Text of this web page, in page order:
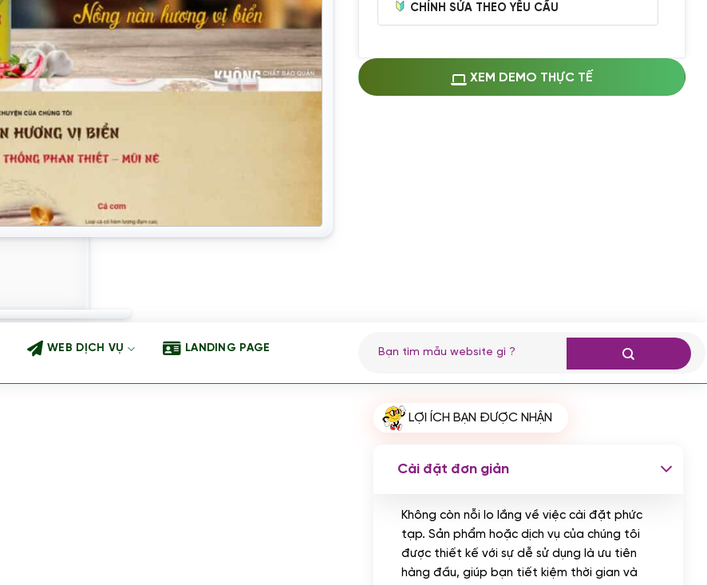
CHỈNH SỬA THEO YÊU CẦU
Thay logo + thông tin doanh nghiệp
(+100.000 VND)
Cài đặt plugin theo yêu cầu
(+100.000 VND)
qua ngân hàng vietcombank,
XEM DEMO THỰC TẾ
WEB DỊCH VỤ LANDING PAGE
kiếm:
LỢI ÍCH BẠN ĐƯỢC NHẬN
Cài đặt đơn giản
Không còn nỗi lo lắng về việc cài đặt phức
tạp. Sản phẩm hoặc dịch vụ của chúng tôi
được thiết kế với sự dễ sử dụng là ưu tiên
hàng đầu, giúp bạn tiết kiệm thời gian và